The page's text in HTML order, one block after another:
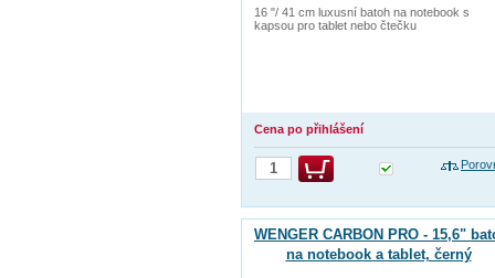
16 "/ 41 cm luxusní batoh na notebook s
kapsou pro tablet nebo čtečku
Cena po přihlášení
WENGER CARBON PRO - 15,6"
na notebook a tablet, černý